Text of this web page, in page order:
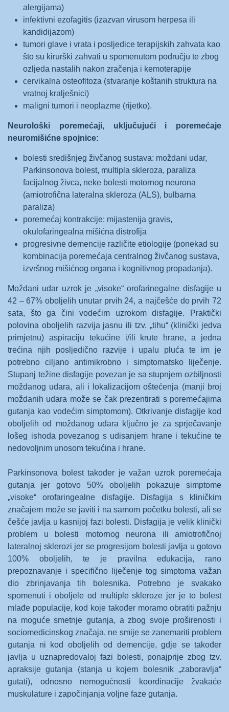
alergijama)
infektivni ezofagitis (izazvan virusom herpesa ili
kandidijazom)
tumori glave i vrata i posljedice terapijskih zahvata kao
što su kirurški zahvati u spomenutom području te zbog
ozljeda nastalih nakon zračenja i kemoterapije
cervikalna osteofitoza (stvaranje koštanih struktura na
vratnoj kralješnici)
maligni tumori i neoplazme (rijetko).
Neurološki poremećaji, uključujući i poremećaje
neuromišićne spojnice:
bolesti središnjeg živčanog sustava: moždani udar,
Parkinsonova bolest, multipla skleroza, paraliza
facijalnog živca, neke bolesti motornog neurona
(amiotrofična lateralna skleroza (ALS), bulbarna
paraliza)
poremećaj kontrakcije: mijastenija gravis,
okulofaringealna mišićna distrofija
progresivne demencije različite etiologije (ponekad su
kombinacija poremećaja centralnog živčanog sustava,
izvršnog mišićnog organa i kognitivnog propadanja).
Moždani udar uzrok je „visoke“ orofarinegalne disfagije u
42 – 67% oboljelih unutar prvih 24, a najčešće do prvih 72
sata, što ga čini vodećim uzrokom disfagije. Praktički
polovina oboljelih razvija jasnu ili tzv. „tihu“ (klinički jedva
primjetnu) aspiraciju tekućine i/ili krute hrane, a jedna
trećina njih posljedično razvije i upalu pluća te im je
potrebno ciljano antimikrobno i simptomatsko liječenje.
Stupanj težine disfagije povezan je sa stupnjem ozbiljnosti
moždanog udara, ali i lokalizacijom oštećenja (manji broj
moždanih udara može se čak prezentirati s poremećajima
gutanja kao vodećim simptomom). Otkrivanje disfagije kod
oboljelih od moždanog udara ključno je za sprječavanje
lošeg ishoda povezanog s udisanjem hrane i tekućine te
nedovoljnim unosom tekućina i hrane.
Parkinsonova bolest također je važan uzrok poremećaja
gutanja jer gotovo 50% oboljelih pokazuje simptome
„visoke“ orofaringealne disfagije. Disfagija s kliničkim
značajem može se javiti i na samom početku bolesti, ali se
češće javlja u kasnijoj fazi bolesti. Disfagija je velik klinički
problem u bolesti motornog neurona ili amiotrofičnoj
lateralnoj sklerozi jer se progresijom bolesti javlja u gotovo
100% oboljelih, te je pravilna edukacija, rano
prepoznavanje i specifično liječenje tog simptoma važan
dio zbrinjavanja tih bolesnika. Potrebno je svakako
spomenuti i oboljele od multiple skleroze jer je to bolest
mlađe populacije, kod koje također moramo obratiti pažnju
na moguće smetnje gutanja, a zbog svoje proširenosti i
sociomedicinskog značaja, ne smije se zanemariti problem
gutanja ni kod oboljelih od demencije, gdje se također
javlja u uznapredovaloj fazi bolesti, ponajprije zbog tzv.
apraksije gutanja (stanja u kojem bolesnik „zaboravlja“
gutati), odnosno nemogućnosti koordinacije žvakaće
muskulature i započinjanja voljne faze gutanja.